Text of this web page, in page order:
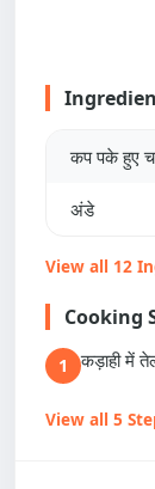
कप पके हुए
अंडे
View all 12
Cooking
1 कड़ाही में
View all 5